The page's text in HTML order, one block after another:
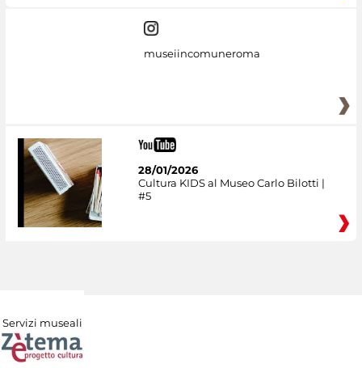
museiincomuneroma
28/01/2026
Cultura KIDS al Museo Carlo Bilotti |
#5
Servizi museali